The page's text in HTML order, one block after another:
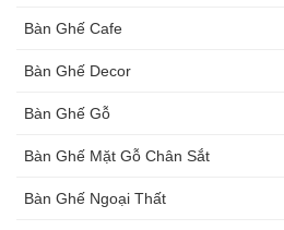
Bàn Ghế Cafe
Bàn Ghế Decor
Bàn Ghế Gỗ
Bàn Ghế Mặt Gỗ Chân Sắt
Bàn Ghế Ngoại Thất